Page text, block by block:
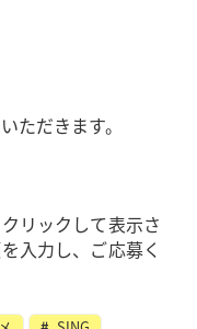
ただきます。
リックして表示さ
入力し、ご応募く